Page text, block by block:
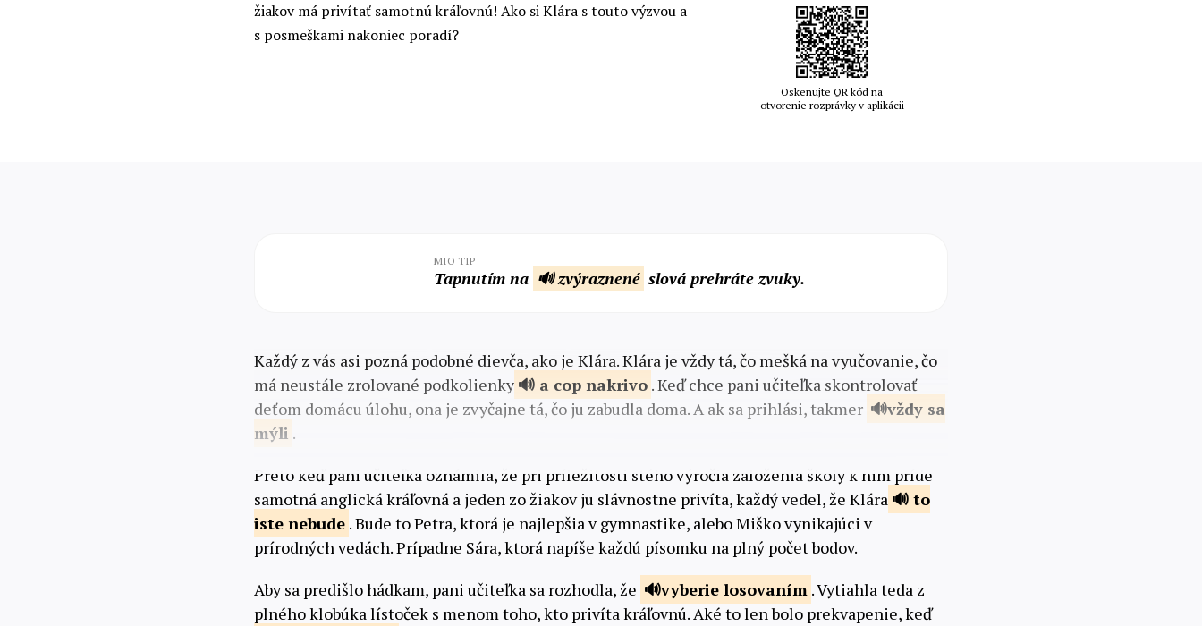
žiakov má privítať samotnú kráľovnú! Ako si Klára s touto výzvou a
s posmeškami nakoniec poradí?
Oskenujte QR kód na
otvorenie rozprávky v aplikácii
MIO TIP
Tapnutím na 🔊 zvýraznené slová prehráte zvuky.
Každý z vás asi pozná podobné dievča, ako je Klára. Klára je vždy tá, čo mešká na vyučovanie, čo
má neustále zrolované podkolienky
a cop nakrivo . Keď chce pani učiteľka skontrolovať
deťom domácu úlohu, ona je zvyčajne tá, čo ju zabudla doma. A ak sa prihlási, takmer
vždy sa
mýli .
Preto keď pani učiteľka oznámila, že pri príležitosti stého výročia založenia školy k nim príde
samotná anglická kráľovná a jeden zo žiakov ju slávnostne privíta, každý vedel, že Klára
to
iste nebude . Bude to Petra, ktorá je najlepšia v gymnastike, alebo Miško vynikajúci v
prírodných vedách. Prípadne Sára, ktorá napíše každú písomku na plný počet bodov.
Aby sa predišlo hádkam, pani učiteľka sa rozhodla, že
vyberie losovaním . Vytiahla teda z
plného klobúka lístoček s menom toho, kto privíta kráľovnú. Aké to len bolo prekvapenie, keď